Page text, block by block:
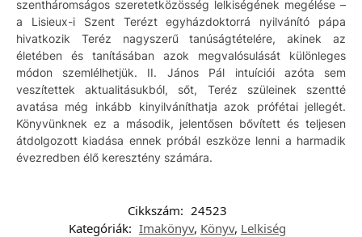
szentháromságos szeretetközösség lelkiségének megélése –
a Lisieux-i Szent Terézt egyházdoktorrá nyilvánító pápa
hivatkozik Teréz nagyszerű tanúságtételére, akinek az
életében és tanításában azok megvalósulását különleges
módon szemlélhetjük. II. János Pál intuíciói azóta sem
veszítettek aktualitásukból, sőt, Teréz szüleinek szentté
avatása még inkább kinyilváníthatja azok prófétai jellegét.
Könyvünknek ez a második, jelentősen bővített és teljesen
átdolgozott kiadása ennek próbál eszköze lenni a harmadik
évezredben élő keresztény számára.
Cikkszám: 24523
Kategóriák: Imakönyv, Könyv, Lelkiség